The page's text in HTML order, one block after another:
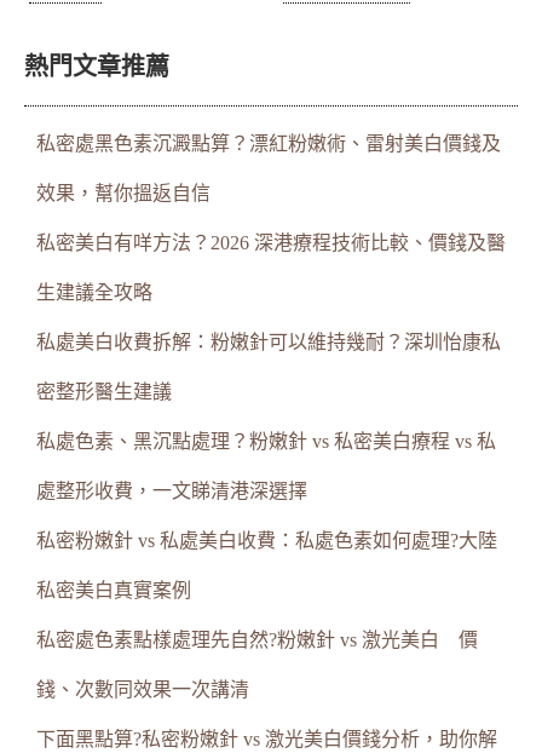
熱門文章推薦
私密處黑色素沉澱點算？漂紅粉嫩術、雷射美白價錢及
效果，幫你搵返自信
私密美白有咩方法？2026 深港療程技術比較、價錢及醫
生建議全攻略
私處美白收費拆解：粉嫩針可以維持幾耐？深圳怡康私
密整形醫生建議
私處色素、黑沉點處理？粉嫩針 vs 私密美白療程 vs 私
處整形收費，一文睇清港深選擇
私密粉嫩針 vs 私處美白收費：私處色素如何處理?大陸
私密美白真實案例
私密處色素點樣處理先自然?粉嫩針 vs 激光美白 價
錢、次數同效果一次講清
下面黑點算?私密粉嫩針 vs 激光美白價錢分析，助你解